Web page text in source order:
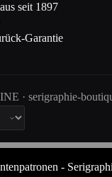
seit 1897
Garantie
· serigraphie-
-